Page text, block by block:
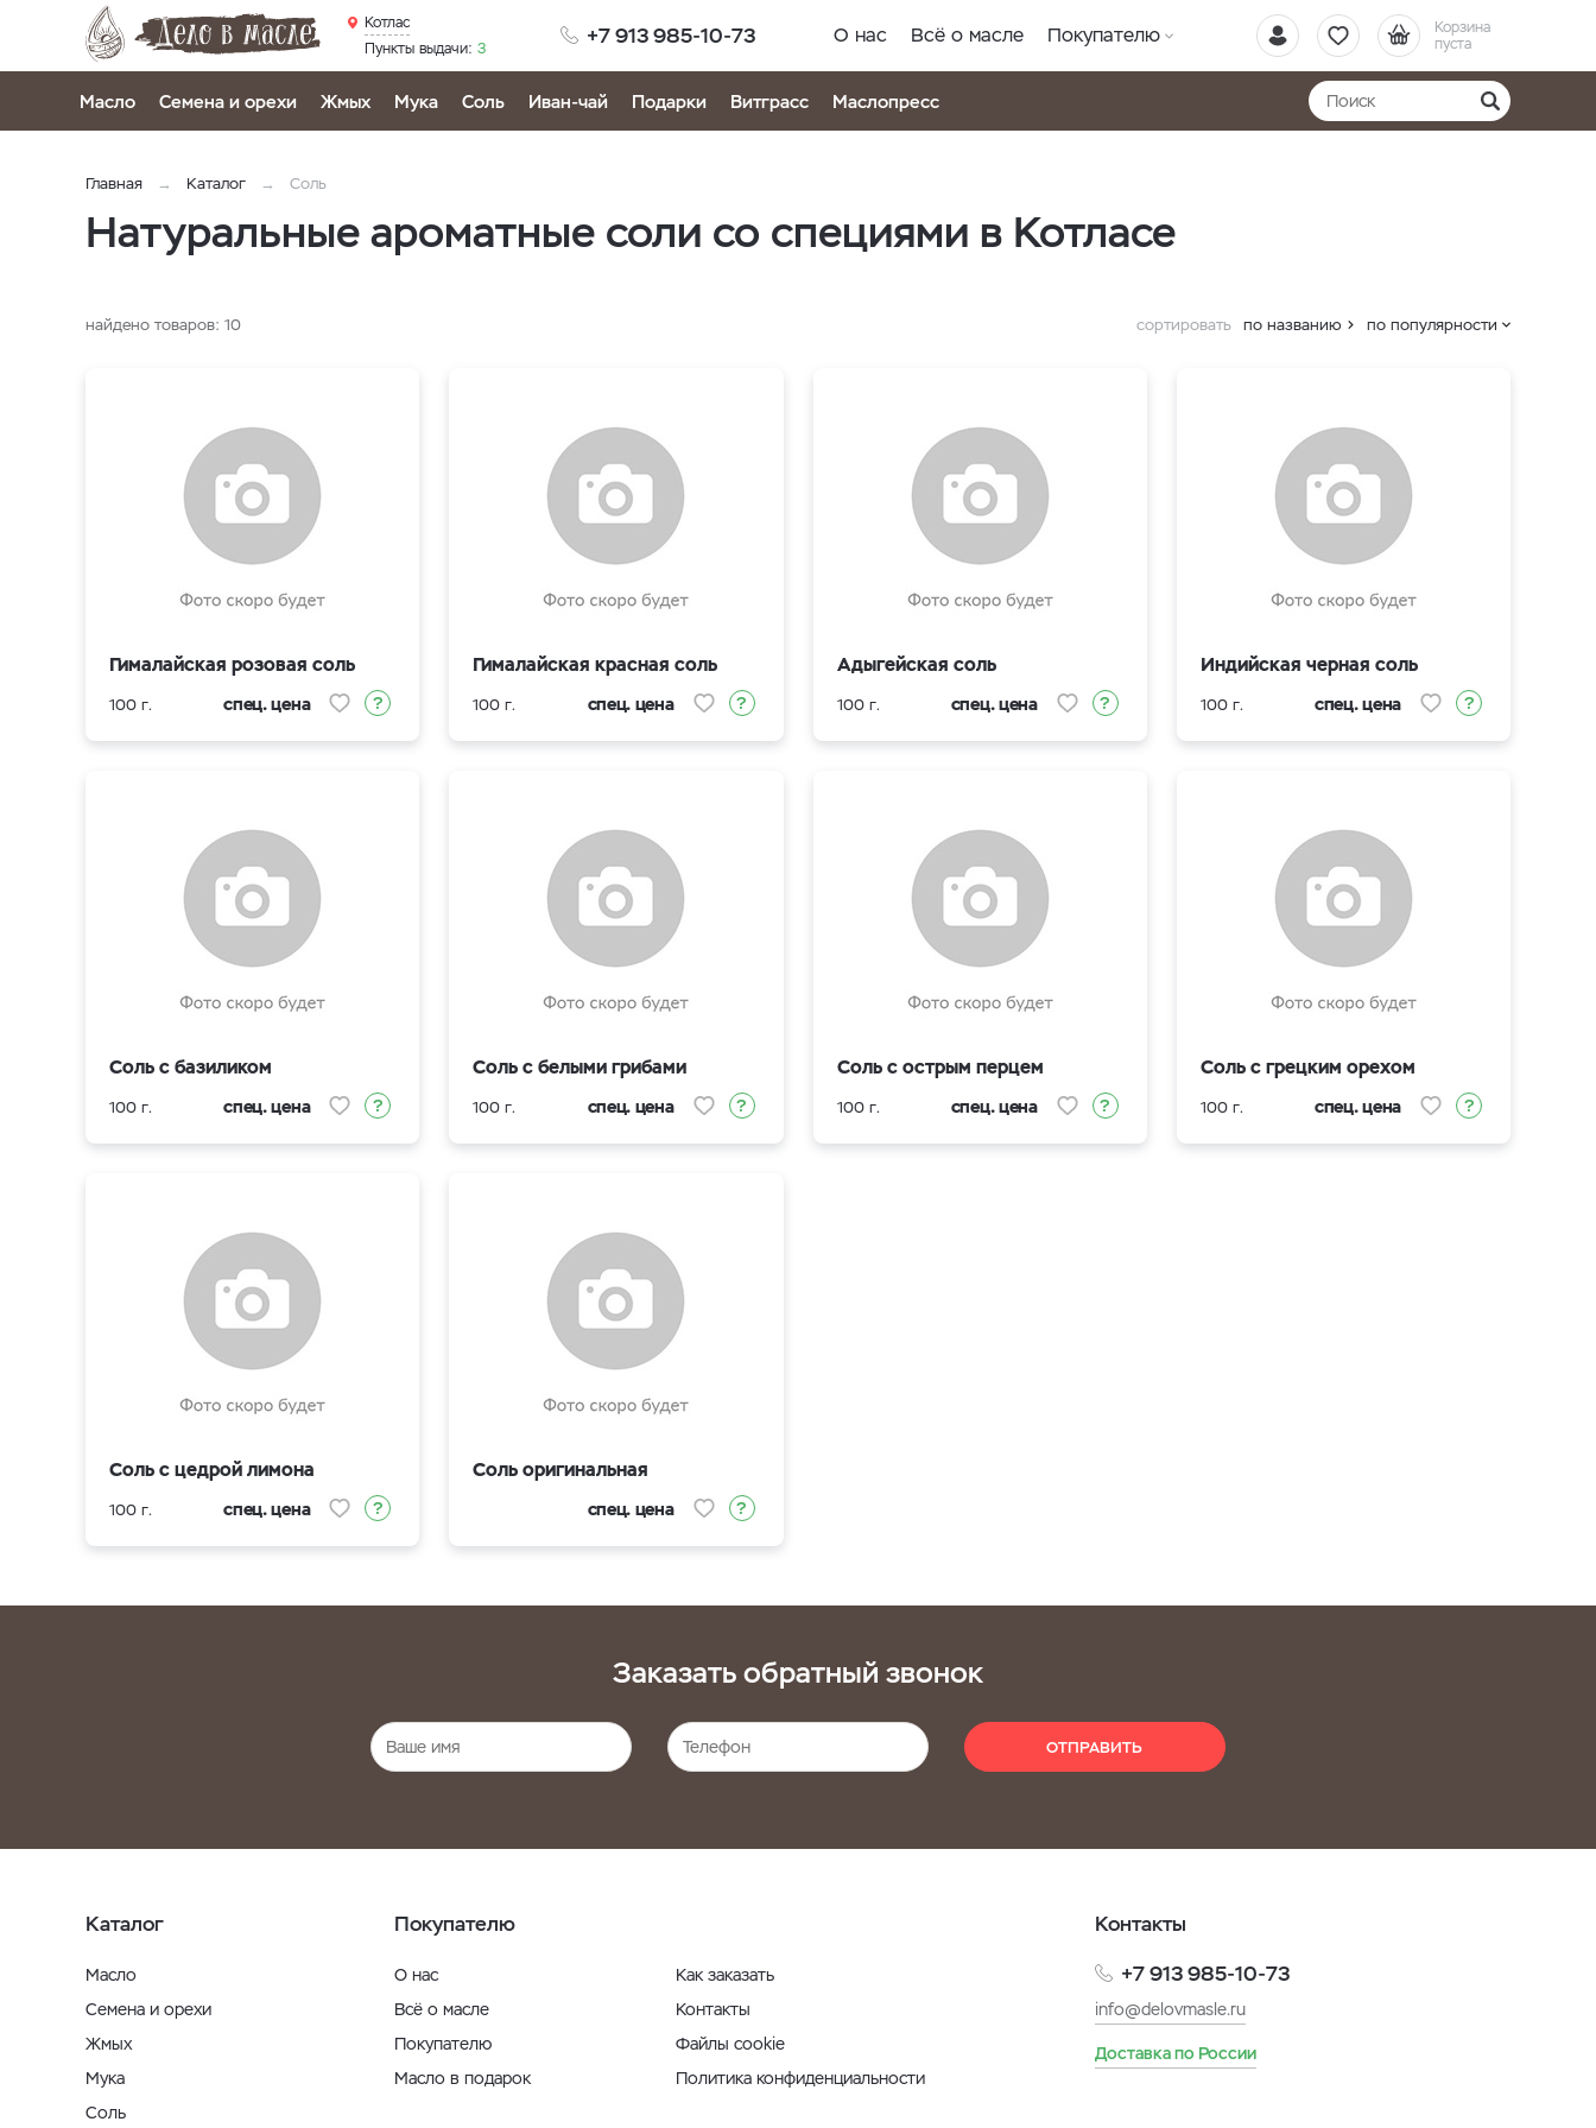
+7 913 985-10-73
Корзина
пуста
Котлас
Пункты выдачи: 3
О нас Всё о масле Покупателю
Масло Семена и орехи Жмых Мука Соль Иван-чай Подарки Витграсс Маслопресс
Главная Каталог Соль
Натуральные ароматные соли со специями в Котласе
найдено товаров: 10 сортировать по названию по популярности
Гималайская розовая соль
100 г. спец. цена
Гималайская красная соль
100 г. спец. цена
Адыгейская соль
100 г. спец. цена
Индийская черная соль
100 г. спец. цена
Соль с базиликом
100 г. спец. цена
Соль с белыми грибами
100 г. спец. цена
Соль с острым перцем
100 г. спец. цена
Соль с грецким орехом
100 г. спец. цена
Соль с цедрой лимона
100 г. спец. цена
Соль оригинальная
спец. цена
Заказать обратный звонок
ОТПРАВИТЬ
Каталог
Масло
Семена и орехи
Жмых
Мука
Соль
Покупателю
О нас
Всё о масле
Покупателю
Масло в подарок
Как заказать
Контакты
Файлы cookie
Политика конфиденциальности
Контакты
+7 913 985-10-73
info@delovmasle.ru
Доставка по России